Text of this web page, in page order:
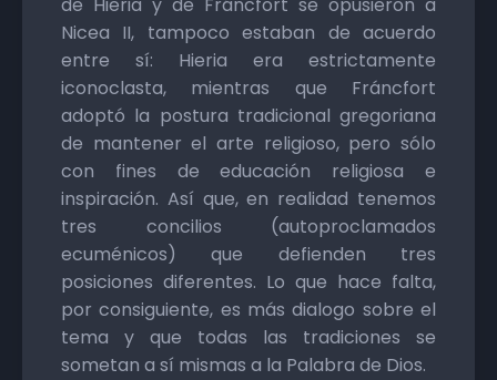
Nicea II, tampoco estaban de acuerdo
entre sí: Hieria era estrictamente
iconoclasta, mientras que Fráncfort
adoptó la postura tradicional gregoriana
de mantener el arte religioso, pero sólo
con fines de educación religiosa e
inspiración. Así que, en realidad tenemos
tres concilios (autoproclamados
ecuménicos) que defienden tres
posiciones diferentes. Lo que hace falta,
por consiguiente, es más dialogo sobre el
tema y que todas las tradiciones se
sometan a sí mismas a la Palabra de Dios.